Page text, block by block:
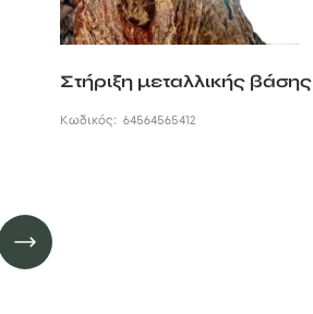
Στήριξη μεταλλικής βάσης
Κωδικός: 64564565412